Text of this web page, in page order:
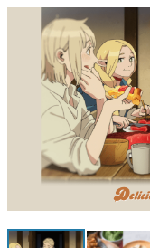
なんで
ゲーム開
具体的な
です。
ゲー
「経験
の起源や
イニーP
カテゴリ
特集記事